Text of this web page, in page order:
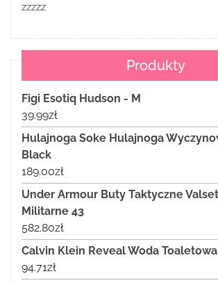
zzzzz
Produkty
Figi Esotiq Hudson - M
39.99zł
Hulajnoga Soke Hulajnoga
Black
189.00zł
Under Armour Buty Taktyczne
Militarne 43
582.80zł
Calvin Klein Reveal Woda
94.71zł